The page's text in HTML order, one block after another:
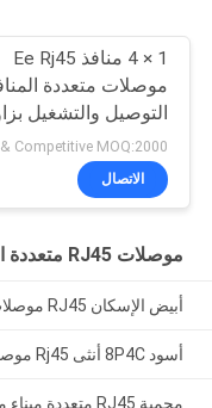
1 × 4 منافذ Ee Rj45
موصلات متعددة
التوصيل والتشغيل
الزاوية اليمنى RJ45
Bticino Lan Port
الاتصال
موصلات RJ45 متعددة المنافذ
أبيض الإسكان RJ45 موصلات متعددة الموصل هارمونيكا غانغ غير مدرعة
أسود 8P4C أنثى Rj45 موصلات ميناء متعددة لمعدات الشبكة